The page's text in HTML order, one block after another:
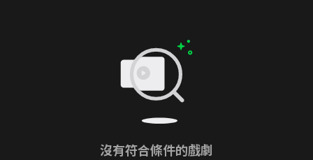
沒有符合條件的戲劇